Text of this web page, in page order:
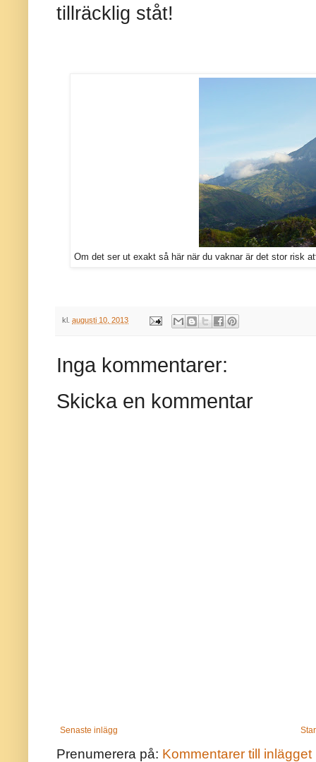
tillräcklig ståt!
Om det ser ut exakt så här när du vaknar är det stor risk
kl. augusti 10, 2013
Inga kommentarer:
Skicka en kommentar
Senaste inlägg
Prenumerera på: Kommentarer till inlägget